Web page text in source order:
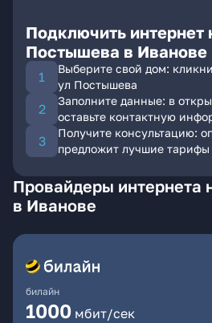
Подключить интернет
Постышева в Иванове
Выберите свой дом:
ул Постышева
Заполните данные: в
оставьте контактную
Получите консультацию:
предложит лучшие тарифы
Провайдеры интернета
в Иванове
билайн
1000 мбит/сек